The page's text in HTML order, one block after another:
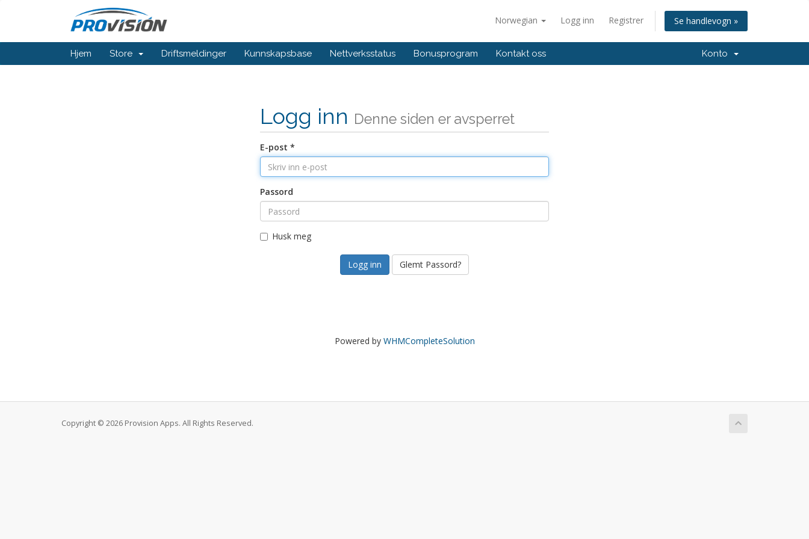
Norwegian Logg inn Registrer Se handlevogn »
Hjem Store Driftsmeldinger Kunnskapsbase Nettverksstatus Bonusprogram Kontakt oss Konto
Logg inn Denne siden er avsperret
E-post *
Passord
Husk meg
Glemt Passord?
Powered by WHMCompleteSolution
Copyright © 2026 Provision Apps. All Rights Reserved.